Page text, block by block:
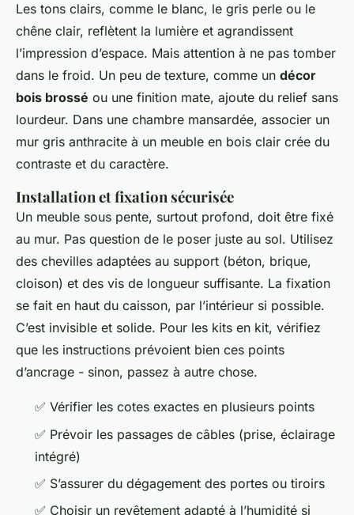
Les tons clairs, comme le blanc, le gris perle ou le
chêne clair, reflètent la lumière et agrandissent
l’impression d’espace. Mais attention à ne pas tomber
dans le froid. Un peu de texture, comme un décor
bois brossé ou une finition mate, ajoute du relief sans
lourdeur. Dans une chambre mansardée, associer un
mur gris anthracite à un meuble en bois clair crée du
contraste et du caractère.
Installation et fixation sécurisée
Un meuble sous pente, surtout profond, doit être fixé
au mur. Pas question de le poser juste au sol. Utilisez
des chevilles adaptées au support (béton, brique,
cloison) et des vis de longueur suffisante. La fixation
se fait en haut du caisson, par l’intérieur si possible.
C’est invisible et solide. Pour les kits en kit, vérifiez
que les instructions prévoient bien ces points
d’ancrage - sinon, passez à autre chose.
✅ Vérifier les cotes exactes en plusieurs points
✅ Prévoir les passages de câbles (prise, éclairage
intégré)
✅ S’assurer du dégagement des portes ou tiroirs
✅ Choisir un revêtement adapté à l’humidité si